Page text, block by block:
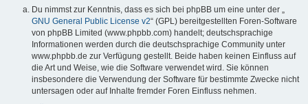
Du nimmst zur Kenntnis, dass es sich bei phpBB um eine unter der „
GNU General Public License v2“ (GPL) bereitgestellten Foren-Software
von phpBB Limited (www.phpbb.com) handelt; deutschsprachige
Informationen werden durch die deutschsprachige Community unter
www.phpbb.de zur Verfügung gestellt. Beide haben keinen Einfluss auf
die Art und Weise, wie die Software verwendet wird. Sie können
insbesondere die Verwendung der Software für bestimmte Zwecke nicht
untersagen oder auf Inhalte fremder Foren Einfluss nehmen.